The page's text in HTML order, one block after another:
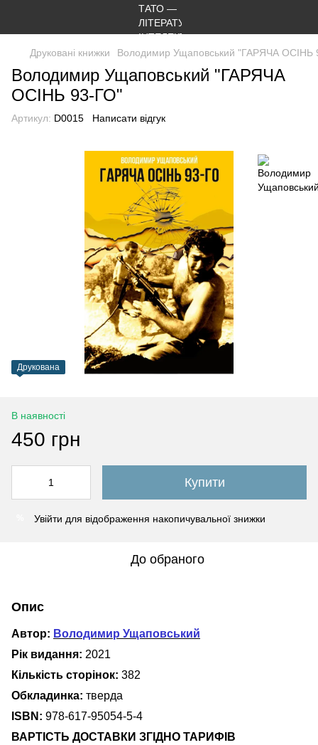
Друковані книжки Володимир Ущаповський "ГАРЯЧА ОСІНЬ
Володимир Ущаповський "ГАРЯЧА
ОСІНЬ 93-ГО"
Артикул: D0015 Написати відгук
Друкована
В наявності
450 грн
Купити
Увійти для відображення накопичувальної знижки
До обраного
Опис
Автор: Володимир Ущаповський
Рік видання: 2021
Кількість сторінок: 382
Обкладинка: тверда
ISBN: 978-617-95054-5-4
ВАРТІСТЬ ДОСТАВКИ ЗГІДНО ТАРИФІВ